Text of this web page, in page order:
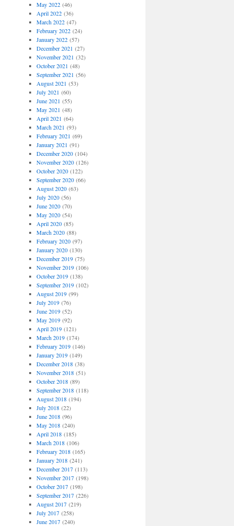
May 2022(46)
April 2022(36)
March 2022(47)
February 2022(24)
January 2022(57)
December 2021 (27)
November 2021 (32)
October 2021 (48)
September 2021 (56)
August 2021 (53)
July 2021 (60)
June 2021 (55)
May 2021 (48)
April 2021 (64)
March 2021 (93)
February 2021 (69)
January 2021 (91)
December 2020(104)
November 2020(126)
October 2020(122)
September 2020(66)
August 2020(63)
July 2020(56)
June 2020(70)
May 2020(54)
April 2020(85)
March 2020(88)
February 2020(97)
January 2020(130)
December 2019(75)
November 2019(106)
October 2019(138)
September 2019(102)
August 2019(99)
July 2019(76)
June 2019(52)
May 2019(92)
April 2019(121)
March 2019(174)
February 2019(146)
January 2019(149)
December 2018(38)
November 2018(51)
October 2018(89)
September 2018(118)
August 2018(194)
July 2018(22)
June 2018(96)
May 2018(240)
April 2018(185)
March 2018(106)
February 2018(165)
January 2018(241)
December 2017(113)
November 2017(198)
October 2017(198)
September 2017(226)
August 2017(219)
July 2017(258)
June 2017(240)